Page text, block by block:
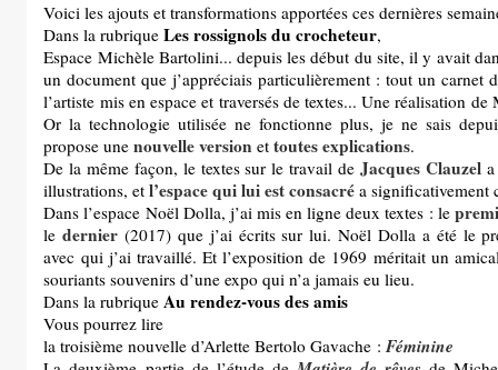
Voici les ajouts et transformations apportées ces dernières
Dans la rubriqueLes rossignols du crocheteur,
Espace Michèle Bartolini... depuis les début du site, il y avait
un document que j’appréciais particulièrement : tout un carnet
l’artiste mis en espace et traversés de textes... Une réalisation de
Or la technologie utilisée ne fonctionne plus, je ne sais
propose unenouvelle version ettoutes explications.
De la même façon, le textes sur le travail de Jacques Clauzela
illustrations, etl’espace qui lui est consacré a significativement
Dans l’espace Noël Dolla, j’ai mis en ligne deux textes : le
ledernier (2017) que j’ai écrits sur lui. Noël Dolla a été le
avec qui j’ai travaillé. Et l’exposition de 1969 méritait un
souriants souvenirs d’une expo qui n’a jamais eu lieu.
Dans la rubriqueAu rendez-vous des amis
Vous pourrez lire
la troisième nouvelle d’Arlette Bertolo Gavache :Féminine